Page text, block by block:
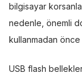
bilgisayar
nedenle, önemli
kullanmadan önce
USB flash